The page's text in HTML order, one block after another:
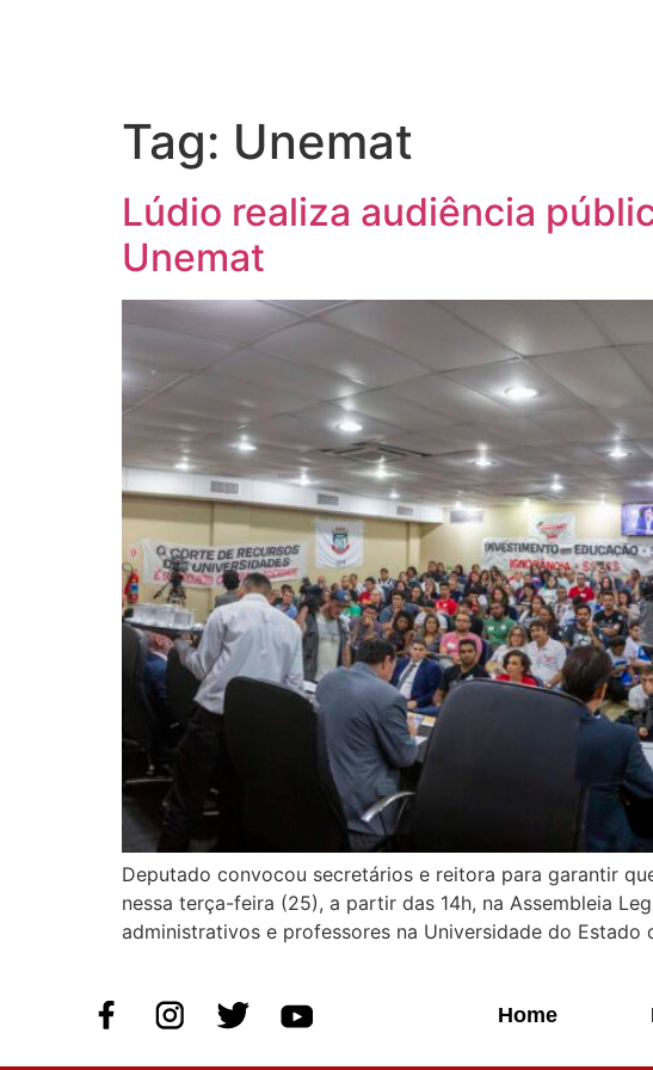
Tag: Unemat
Lúdio realiza audiência
Unemat
Deputado convocou secretários e reitora para garantir
nessa terça-feira (25), a partir das 14h, na Assembleia
administrativos e professores na Universidade do
Home